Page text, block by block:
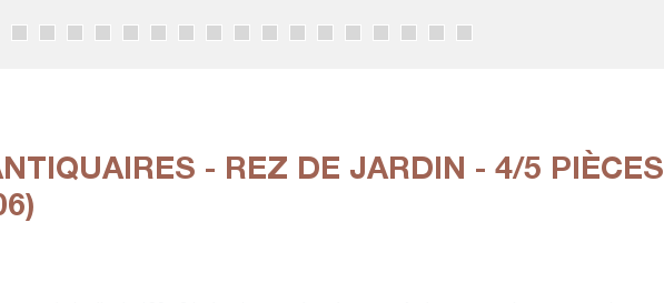
- REZ DE JARDIN - 4/5 PIÈCES